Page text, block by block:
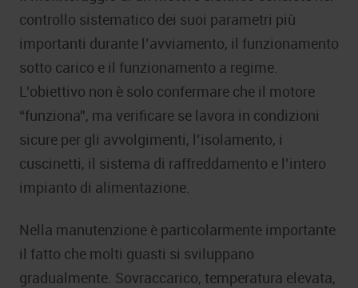
controllo sistematico dei suoi parametri più
importanti durante l’avviamento, il funzionamento
sotto carico e il funzionamento a regime.
L’obiettivo non è solo confermare che il motore
“funziona”, ma verificare se lavora in condizioni
sicure per gli avvolgimenti, l’isolamento, i
cuscinetti, il sistema di raffreddamento e l’intero
impianto di alimentazione.
Nella manutenzione è particolarmente importante
il fatto che molti guasti si sviluppano
gradualmente. Sovraccarico, temperatura elevata,